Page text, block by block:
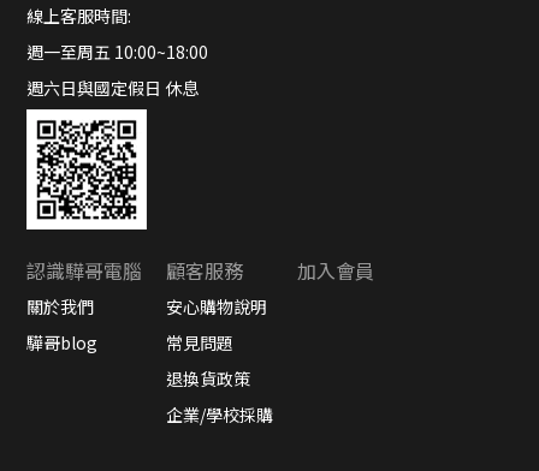
線上客服時間:
週一至周五 10:00~18:00
週六日與國定假日 休息
認識驊哥電腦
關於我們
驊哥blog
顧客服務
安心購物說明
常見問題
退換貨政策
企業/學校採購
加入會員